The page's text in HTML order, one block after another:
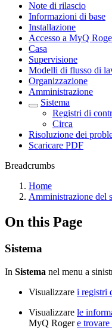
Note di rilascio
Informazioni di base
Installazione
Accesso a MyQ
Casa
Supervisione
Modelli di flusso di
Organizzazione
Amministrazione
Sistema
Registri di
Circa
Risoluzione dei
Scaricare PDF
Breadcrumbs
Home
Amministrazione del
On this Page
Sistema
In Sistema nel menu a
Visualizzare i registri
Visualizzare le
MyQ Rogere